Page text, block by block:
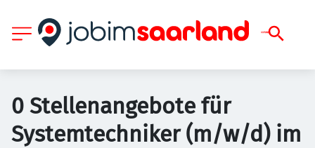
0 Stellenangebote für
Systemtechniker (m/w/d) im